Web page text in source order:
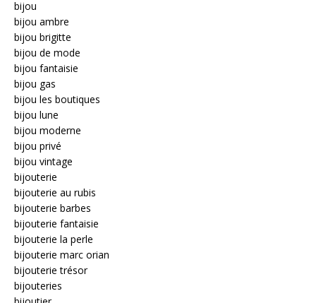
bijou
bijou ambre
bijou brigitte
bijou de mode
bijou fantaisie
bijou gas
bijou les boutiques
bijou lune
bijou moderne
bijou privé
bijou vintage
bijouterie
bijouterie au rubis
bijouterie barbes
bijouterie fantaisie
bijouterie la perle
bijouterie marc orian
bijouterie trésor
bijouteries